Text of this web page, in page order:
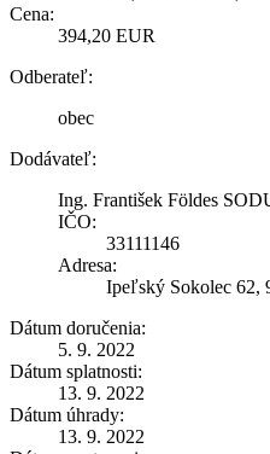
Cena:
394,20 EUR
Odberateľ:
obec
Dodávateľ:
Ing. František Földes
IČO:
33111146
Adresa:
Ipeľský Sokolec 62,
Dátum doručenia:
5. 9. 2022
Dátum splatnosti:
13. 9. 2022
Dátum úhrady:
13. 9. 2022